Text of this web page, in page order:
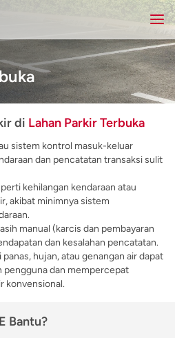
di Lahan Parkir Terbuka
sistem kontrol masuk-keluar
dan pencatatan transaksi sulit
kehilangan kendaraan atau
akibat minimnya sistem
manual (karcis dan pembayaran
dan kesalahan pencatatan.
hujan, atau genangan air dapat
pengguna dan mempercepat
konvensional.
Bantu?